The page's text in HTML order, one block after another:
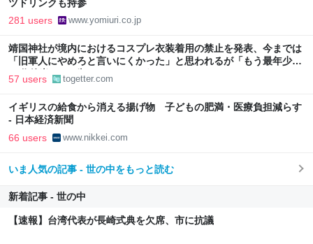
ツドリンクも持参
281 users www.yomiuri.co.jp
靖国神社が境内におけるコスプレ衣装着用の禁止を発表、今までは
「旧軍人にやめろと言いにくかった」と思われるが「もう最年少で
90代後半や100歳オーバーだろうしなぁ」
57 users togetter.com
イギリスの給食から消える揚げ物 子どもの肥満・医療負担減らす
- 日本経済新聞
66 users www.nikkei.com
いま人気の記事 - 世の中をもっと読む
新着記事 - 世の中
【速報】台湾代表が長崎式典を欠席、市に抗議